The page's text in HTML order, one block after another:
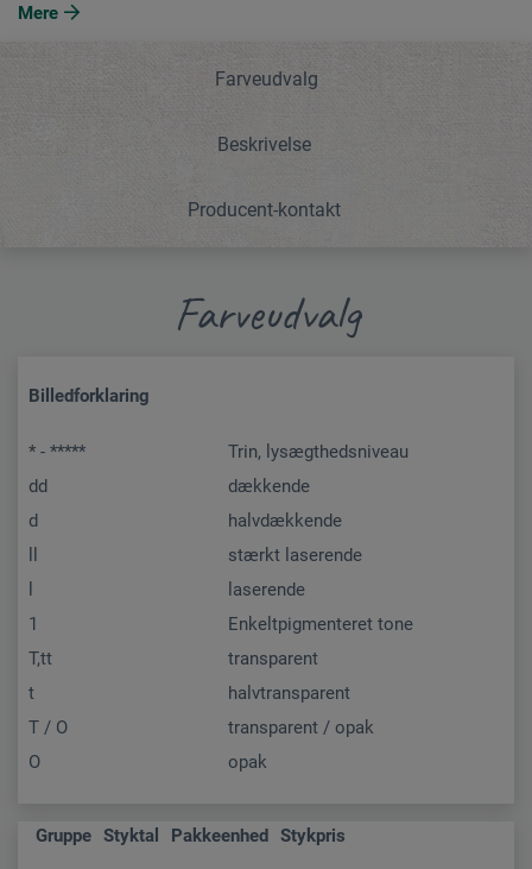
Mere
Farveudvalg
Beskrivelse
Producent-kontakt
Farveudvalg
Billedforklaring
* - *****
Trin, lysægthedsniveau
dd
dækkende
d
halvdækkende
stærkt laserende
laserende
1
Enkeltpigmenteret tone
T,tt
transparent
t
halvtransparent
T / O
transparent / opak
O
opak
Gruppe Styktal Pakkeenhed Stykpris